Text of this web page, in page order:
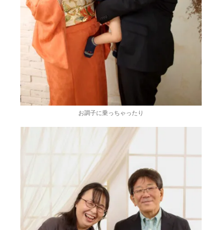
お調子に乗っちゃったり